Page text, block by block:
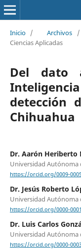
Inicio / Archivos /
Ciencias Aplicadas
Del dato
detección
Chihuahua
Dr. Aarón Heriberto
Universidad Autónoma
https://orcid.org/0009-
Dr. Jesús Roberto
Universidad Autónoma
https://orcid.org/0000-
Dr. Luis Carlos
Universidad Autónoma
https://orcid.org/0000-